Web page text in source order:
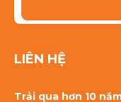
LIÊN HỆ
Trải qua hơn 10